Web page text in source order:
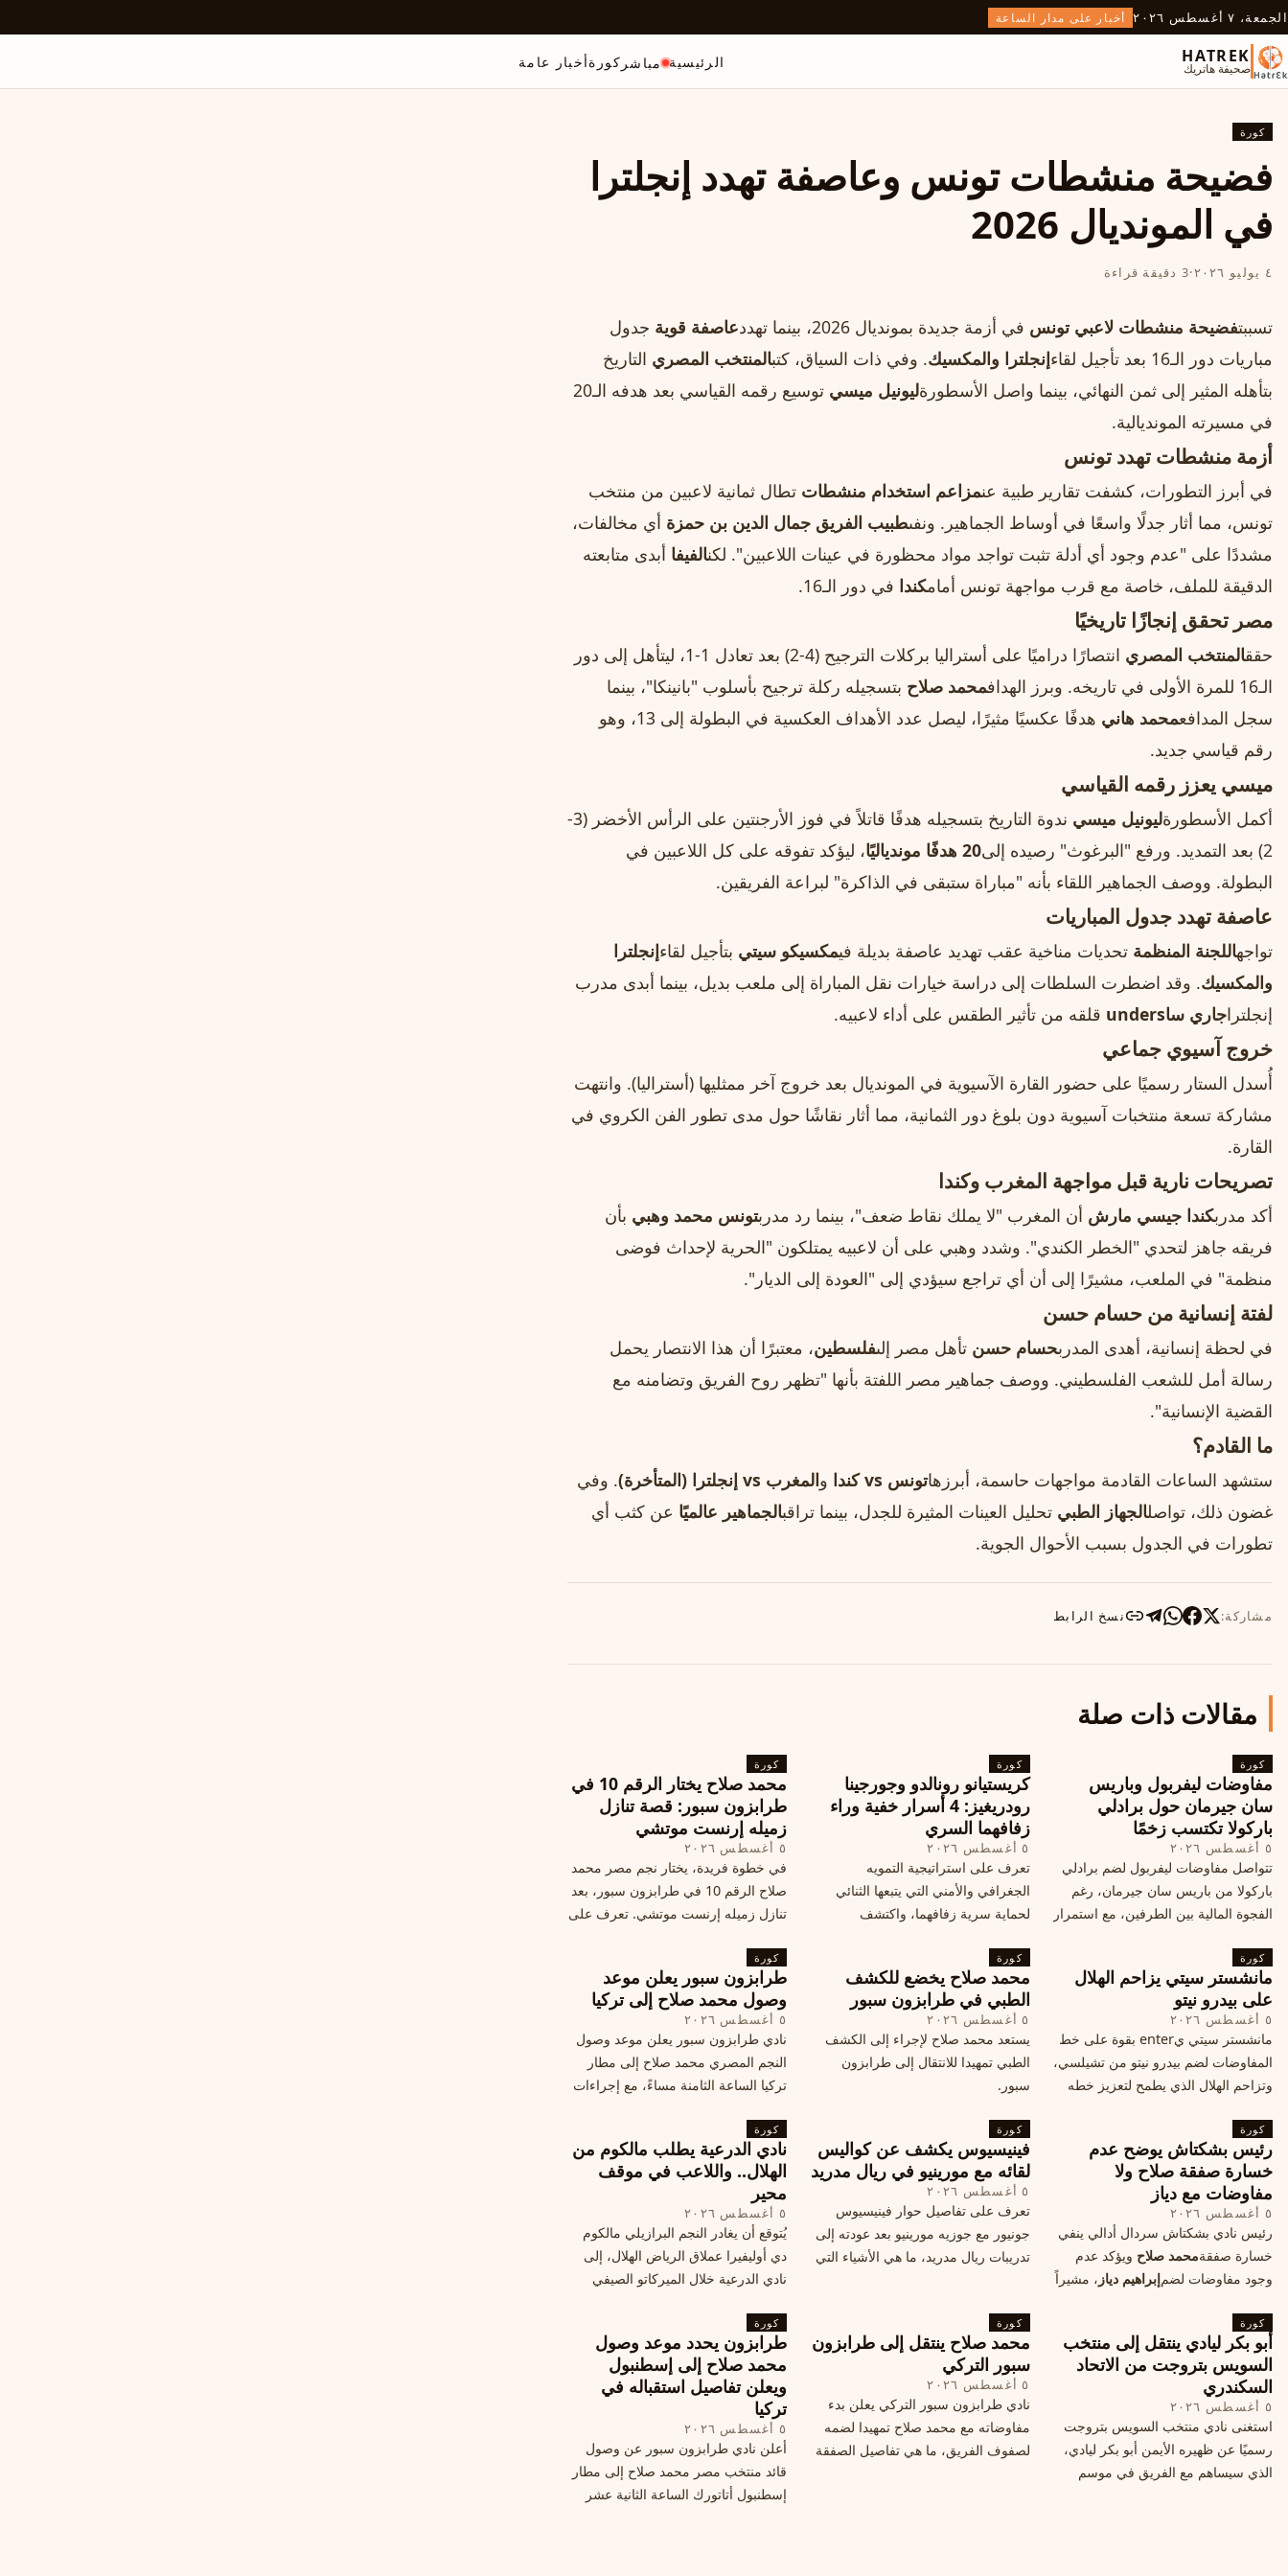
الجمعة، ٧ أغسطس ٢٠٢٦ أخبار على مدار الساعة
HATREK
صحيفة هاتريك الرئيسية مباشر كورةأخبار عامة
كورة
فضيحة منشطات تونس وعاصفة تهدد إنجلترا
في المونديال 2026
٤ يوليو ٢٠٢٦ ·3 دقيقة قراءة
تسببتفضيحة منشطات لاعبي تونس في أزمة جديدة بمونديال 2026، بينما تهدد عاصفة قوية جدول
مباريات دور الـ16 بعد تأجيل لقاء
إنجلترا والمكسيك. وفي ذات السياق، كتبالمنتخب المصري التاريخ
بتأهله المثير إلى ثمن النهائي، بينما واصل الأسطورةليونيل ميسي
توسيع رقمه القياسي بعد هدفه الـ20
في مسيرته المونديالية.
أزمة منشطات تهدد تونس
في أبرز التطورات، كشفت تقارير طبية عنمزاعم استخدام منشطات تطال ثمانية لاعبين من منتخب
تونس، مما أثار جدلًا واسعًا في أوساط الجماهير. ونفىطبيب الفريق جمال الدين بن حمزة أي مخالفات،
مشددًا على "عدم وجود أي أدلة تثبت تواجد مواد محظورة في عينات اللاعبين". لكنالفيفا أبدى متابعته
الدقيقة للملف، خاصة مع قرب مواجهة تونس أمامكندا في دور الـ16.
مصر تحقق إنجازًا تاريخيًا
حققالمنتخب المصري
انتصارًا دراميًا على أستراليا بركلات الترجيح (4-2) بعد تعادل 1-1، ليتأهل إلى دور
الـ16 للمرة الأولى في تاريخه. وبرز الهداف
محمد صلاح بتسجيله ركلة ترجيح بأسلوب "بانينكا"، بينما
سجل المدافعمحمد هاني
هدفًا عكسيًا مثيرًا، ليصل عدد الأهداف العكسية في البطولة إلى 13، وهو
رقم قياسي جديد.
ميسي يعزز رقمه القياسي
أكمل الأسطورةليونيل ميسي
ندوة التاريخ بتسجيله هدفًا قاتلاً في فوز الأرجنتين على الرأس الأخضر (3-
2) بعد التمديد. ورفع "البرغوث" رصيده إلى
20 هدفًا موندياليًا
، ليؤكد تفوقه على كل اللاعبين في
البطولة. ووصف الجماهير اللقاء بأنه "مباراة ستبقى في الذاكرة" لبراعة الفريقين.
عاصفة تهدد جدول المباريات
تواجهاللجنة المنظمة تحديات مناخية عقب تهديد عاصفة بديلة فيمكسيكو سيتي بتأجيل لقاءإنجلترا
والمكسيك. وقد اضطرت السلطات إلى دراسة خيارات نقل المباراة إلى ملعب بديل، بينما أبدى مدرب
إنجلتراجاري ساunders قلقه من تأثير الطقس على أداء لاعبيه.
خروج آسيوي جماعي
أُسدل الستار رسميًا على حضور القارة الآسيوية في المونديال بعد خروج آخر ممثليها (أستراليا). وانتهت
مشاركة تسعة منتخبات آسيوية دون بلوغ دور الثمانية، مما أثار نقاشًا حول مدى تطور الفن الكروي في
القارة.
تصريحات نارية قبل مواجهة المغرب وكندا
أكد مدربكندا جيسي مارش أن المغرب "لا يملك نقاط ضعف"، بينما رد مدربتونس محمد وهبي بأن
فريقه جاهز لتحدي "الخطر الكندي". وشدد وهبي على أن لاعبيه يمتلكون "الحرية لإحداث فوضى
منظمة" في الملعب، مشيرًا إلى أن أي تراجع سيؤدي إلى "العودة إلى الديار".
لفتة إنسانية من حسام حسن
في لحظة إنسانية، أهدى المدربحسام حسن تأهل مصر إلىفلسطين، معتبرًا أن هذا الانتصار يحمل
رسالة أمل للشعب الفلسطيني. ووصف جماهير مصر اللفتة بأنها "تظهر روح الفريق وتضامنه مع
القضية الإنسانية".
ما القادم؟
ستشهد الساعات القادمة مواجهات حاسمة، أبرزهاتونس vs كندا والمغرب vs إنجلترا (المتأخرة)
. وفي
غضون ذلك، تواصلالجهاز الطبي تحليل العينات المثيرة للجدل، بينما تراقبالجماهير عالميًا عن كثب أي
تطورات في الجدول بسبب الأحوال الجوية.
مشاركة: نسخ الرابط
مقالات ذات صلة
كورة
مفاوضات ليفربول وباريس
سان جيرمان حول برادلي
باركولا تكتسب زخمًا
٥ أغسطس ٢٠٢٦
تتواصل مفاوضات ليفربول لضم برادلي
باركولا من باريس سان جيرمان، رغم
الفجوة المالية بين الطرفين، مع استمرار
إغلاق سوق الانتقالات
كورة
كريستيانو رونالدو وجورجينا
رودريغيز: 4 أسرار خفية وراء
زفافهما السري
٥ أغسطس ٢٠٢٦
تعرف على استراتيجية التمويه
الجغرافي والأمني التي يتبعها الثنائي
لحماية سرية زفافهما، واكتشف
في البرتغال، واعرف ما هي الخطوات
القادمة في هذا الحدث العالمي
كورة
محمد صلاح يختار الرقم 10 في
طرابزون سبور: قصة تنازل
زميله إرنست موتشي
٥ أغسطس ٢٠٢٦
في خطوة فريدة، يختار نجم مصر محمد
صلاح الرقم 10 في طرابزون سبور، بعد
تنازل زميله إرنست موتشي. تعرف على
كورة
مانشستر سيتي يزاحم الهلال
على بيدرو نيتو
٥ أغسطس ٢٠٢٦
مانشستر سيتي يenter بقوة على خط
المفاوضات لضم بيدرو نيتو من تشيلسي،
وتزاحم الهلال الذي يطمح لتعزيز خطه
كورة
محمد صلاح يخضع للكشف
الطبي في طرابزون سبور
٥ أغسطس ٢٠٢٦
يستعد محمد صلاح لإجراء إلى الكشف
الطبي تمهيدا للانتقال إلى طرابزون
سبور.
كورة
طرابزون سبور يعلن موعد
وصول محمد صلاح إلى تركيا
٥ أغسطس ٢٠٢٦
نادي طرابزون سبور يعلن موعد وصول
النجم المصري محمد صلاح إلى مطار
تركيا الساعة الثامنة مساءً، مع إجراءات
جديد ومكافآت مالية.
كورة
رئيس بشكتاش يوضح عدم
خسارة صفقة صلاح ولا
مفاوضات مع دياز
٥ أغسطس ٢٠٢٦
رئيس نادي بشكتاش سردال أدالي ينفي
خسارة صفقةمحمد صلاح ويؤكد عدم
وجود مفاوضات لضمإبراهيم دياز ، مشيراً
محتملة أخرى.
كورة
فينيسيوس يكشف عن كواليس
لقائه مع مورينيو في ريال مدريد
٥ أغسطس ٢٠٢٦
تعرف على تفاصيل حوار فينيسيوس
جونيور مع جوزيه مورينيو بعد عودته إلى
تدريبات ريال مدريد، ما هي الأشياء التي
كورة
نادي الدرعية يطلب مالكوم من
الهلال.. واللاعب في موقف
محير
٥ أغسطس ٢٠٢٦
يُتوقع أن يغادر النجم البرازيلي مالكوم
دي أوليفيرا عملاق الرياض الهلال، إلى
نادي الدرعية خلال الميركاتو الصيفي
هذا الانتقال، وسط تقارير تفيد أن الهلال
يرحب بفراقته.
كورة
أبو بكر ليادي ينتقل إلى منتخب
السويس بتروجت من الاتحاد
السكندري
٥ أغسطس ٢٠٢٦
استغنى نادي منتخب السويس بتروجت
رسميًا عن ظهيره الأيمن أبو بكر ليادي،
الذي سيساهم مع الفريق في موسم
كورة
محمد صلاح ينتقل إلى طرابزون
سبور التركي
٥ أغسطس ٢٠٢٦
نادي طرابزون سبور التركي يعلن بدء
مفاوضاته مع محمد صلاح تمهيدا لضمه
لصفوف الفريق، ما هي تفاصيل الصفقة
كورة
طرابزون يحدد موعد وصول
محمد صلاح إلى إسطنبول
ويعلن تفاصيل استقباله في
تركيا
٥ أغسطس ٢٠٢٦
أعلن نادي طرابزون سبور عن وصول
قائد منتخب مصر محمد صلاح إلى مطار
إسطنبول أتاتورك الساعة الثانية عشر